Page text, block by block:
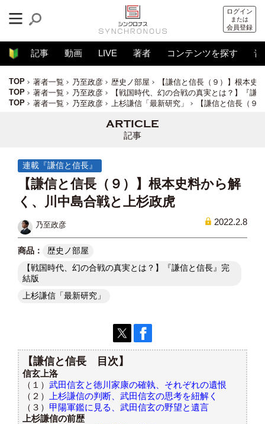
ログイン
または
会員登録
記事 動画 LIVE 著者 コンテンツを探す 音
TOP 著者一覧 乃至政彦 歴史ノ部屋
【謙信と信長（９）】根本史
TOP
著者一覧 乃至政彦
【戦国時代、幻の合戦の真実とは？】『謙
TOP
著者一覧 乃至政彦 上杉謙信「最新研究」 【謙信と信長（９
記事
連載『謙信と信長』
【謙信と信長（９）】根本史料から解
く、川中島合戦と上杉政虎
乃至政彦 2022.2.8
歴史ノ部屋
【戦国時代、幻の合戦の真実とは？】『謙信と信長』完
結版
上杉謙信「最新研究」
【謙信と信長 目次】
信玄上洛
（１） 武田信玄と徳川家康の確執、それぞれの遺恨
（２）
上杉謙信の判断、武田信玄の思考を紐解く
（３） 甲陽軍鑑に見る、武田信玄の野望と遺言
上杉謙信の前歴